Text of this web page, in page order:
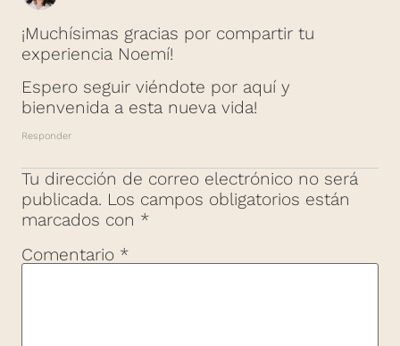
¡Muchísimas gracias por compartir tu
experiencia Noemí!
Espero seguir viéndote por aquí y
bienvenida a esta nueva vida!
Responder
Tu dirección de correo electrónico no será
publicada. Los campos obligatorios están
marcados con *
Comentario *